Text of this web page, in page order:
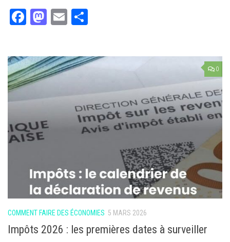
Facebook
Mastodon
Email
0
COMMENT FAIRE DES ÉCONOMIES 5 MARS 2026
Impôts 2026 : les premières dates à surveiller